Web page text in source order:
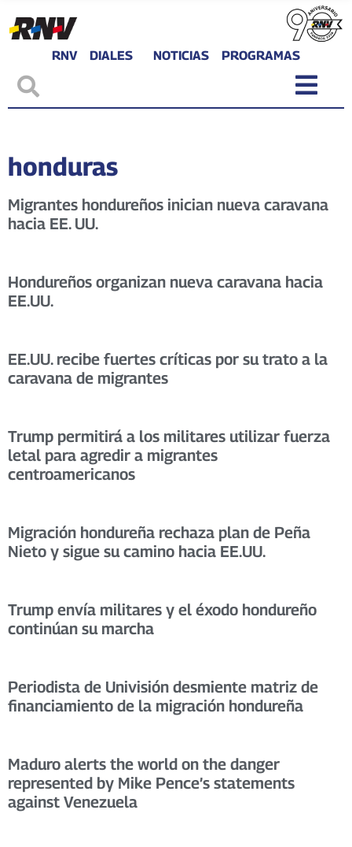
RNV DIALES NOTICIAS PROGRAMAS
honduras
Migrantes hondureños inician nueva caravana
hacia EE. UU.
Hondureños organizan nueva caravana hacia
EE.UU.
EE.UU. recibe fuertes críticas por su trato a la
caravana de migrantes
Trump permitirá a los militares utilizar fuerza
letal para agredir a migrantes
centroamericanos
Migración hondureña rechaza plan de Peña
Nieto y sigue su camino hacia EE.UU.
Trump envía militares y el éxodo hondureño
continúan su marcha
Periodista de Univisión desmiente matriz de
financiamiento de la migración hondureña
Maduro alerts the world on the danger
represented by Mike Pence’s statements
against Venezuela